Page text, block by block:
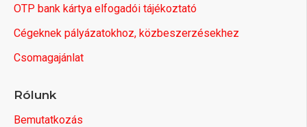
OTP bank kártya elfogadói tájékoztató
Cégeknek pályázatokhoz, közbeszerzésekhez
Csomagajánlat
Rólunk
Bemutatkozás